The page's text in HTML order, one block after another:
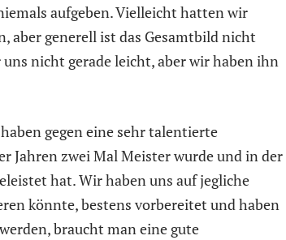
aufgeben. Vielleicht hatten wir
aber generell ist das Gesamtbild nicht
nicht gerade leicht, aber wir haben ihn
gegen eine sehr talentierte
Jahren zwei Mal Meister wurde und in der
hat. Wir haben uns auf jegliche
könnte, bestens vorbereitet und haben
braucht man eine gute